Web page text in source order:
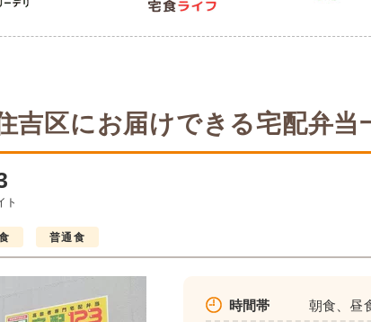
吉区にお届けできる宅配弁当
ト
普通食
時間帯 朝食、昼